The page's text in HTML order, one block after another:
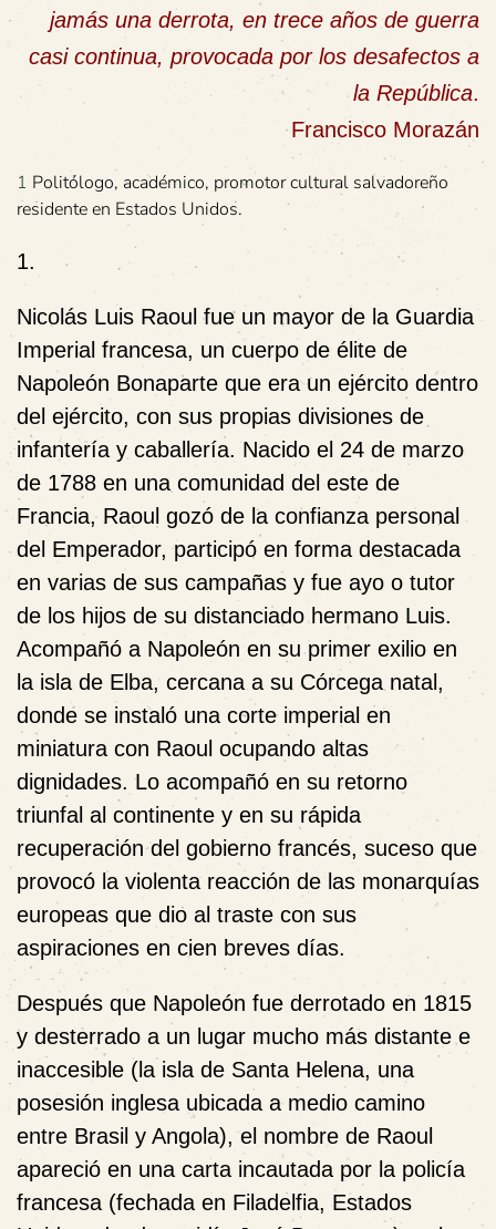
jamás una derrota, en trece años de guerra
casi continua, provocada por los desafectos a
la República.
Francisco Morazán
1 Politólogo, académico, promotor cultural salvadoreño
residente en Estados Unidos.
1.
Nicolás Luis Raoul fue un mayor de la Guardia
Imperial francesa, un cuerpo de élite de
Napoleón Bonaparte que era un ejército dentro
del ejército, con sus propias divisiones de
infantería y caballería. Nacido el 24 de marzo
de 1788 en una comunidad del este de
Francia, Raoul gozó de la confianza personal
del Emperador, participó en forma destacada
en varias de sus campañas y fue ayo o tutor
de los hijos de su distanciado hermano Luis.
Acompañó a Napoleón en su primer exilio en
la isla de Elba, cercana a su Córcega natal,
donde se instaló una corte imperial en
miniatura con Raoul ocupando altas
dignidades. Lo acompañó en su retorno
triunfal al continente y en su rápida
recuperación del gobierno francés, suceso que
provocó la violenta reacción de las monarquías
europeas que dio al traste con sus
aspiraciones en cien breves días.
Después que Napoleón fue derrotado en 1815
y desterrado a un lugar mucho más distante e
inaccesible (la isla de Santa Helena, una
posesión inglesa ubicada a medio camino
entre Brasil y Angola), el nombre de Raoul
apareció en una carta incautada por la policía
francesa (fechada en Filadelfia, Estados